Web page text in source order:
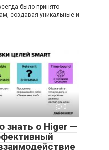
было принято
создавая уникальные и
0
знать о Higer —